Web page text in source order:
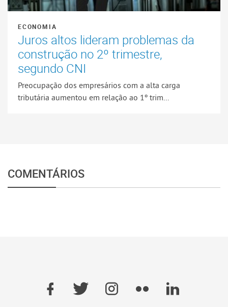
ECONOMIA
Juros altos lideram problemas da
construção no 2º trimestre,
segundo CNI
Preocupação dos empresários com a alta carga
tributária aumentou em relação ao 1º trim...
COMENTÁRIOS